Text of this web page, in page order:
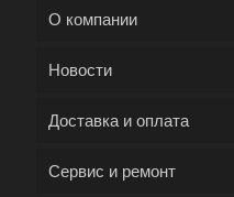
О компании
Новости
Доставка и оплата
Сервис и ремонт